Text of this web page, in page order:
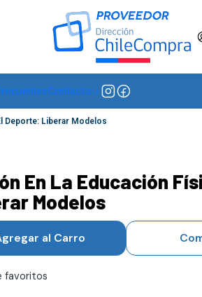
Contacto
Deporte: Liberar Modelos
En La Educación
Modelos
al Carro
favoritos